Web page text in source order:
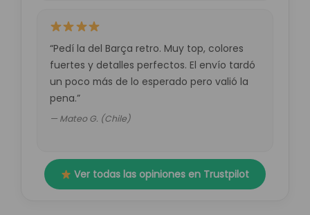
“Pedí la del Barça retro. Muy top, colores
fuertes y detalles perfectos. El envío tardó
un poco más de lo esperado pero valió la
pena.”
— Mateo G. (Chile)
Ver todas las opiniones en Trustpilot